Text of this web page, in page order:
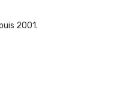
2001.